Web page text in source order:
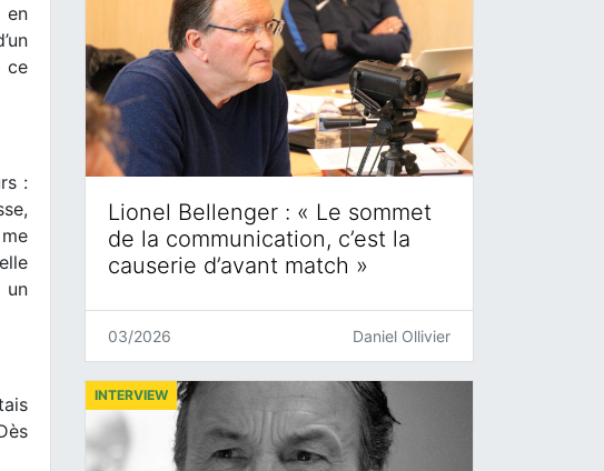
en
ce
:
un
Lionel Bellenger : « Le sommet
de la communication, c’est la
causerie d’avant match »
03/2026 Daniel Ollivier
INTERVIEW